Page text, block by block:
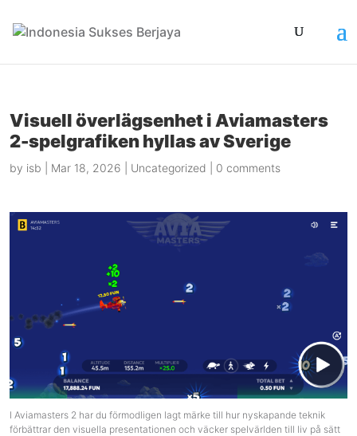
Visuell överlägsenhet i Aviamasters
2-spelgrafiken hyllas av Sverige
by isb Mar 18, 2026 Uncategorized 0 comments
I Aviamasters 2 har du förmodligen lagt märke till hur nyskapande teknik
förbättrar den visuella presentationen och väcker spelvärlden till liv på sätt